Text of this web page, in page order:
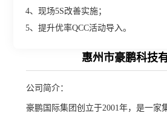
4、现场5S改善实施；
5、提升优率QCC活动导入。
惠州市豪鹏科技
公司简介：
豪鹏国际集团创立于2001年，是一家